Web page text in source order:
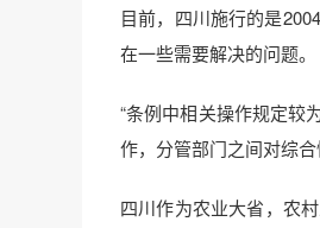
目前，四川施行的是
在一些需要解决的问题。
“条例中相关操作规定较
作，分管部门之间对综合
四川作为农业大省，农